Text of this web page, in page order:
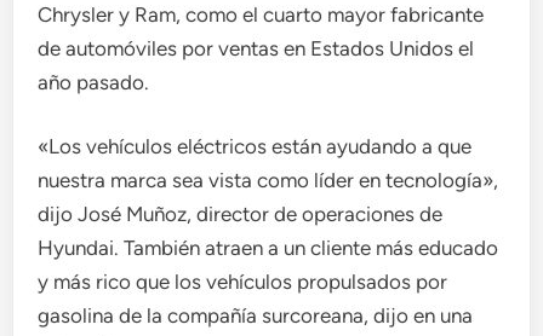
Chrysler y Ram, como el cuarto mayor fabricante
de automóviles por ventas en Estados Unidos el
año pasado.
«Los vehículos eléctricos están ayudando a que
nuestra marca sea vista como líder en tecnología»,
dijo José Muñoz, director de operaciones de
Hyundai. También atraen a un cliente más educado
y más rico que los vehículos propulsados ​​por
gasolina de la compañía surcoreana, dijo en una